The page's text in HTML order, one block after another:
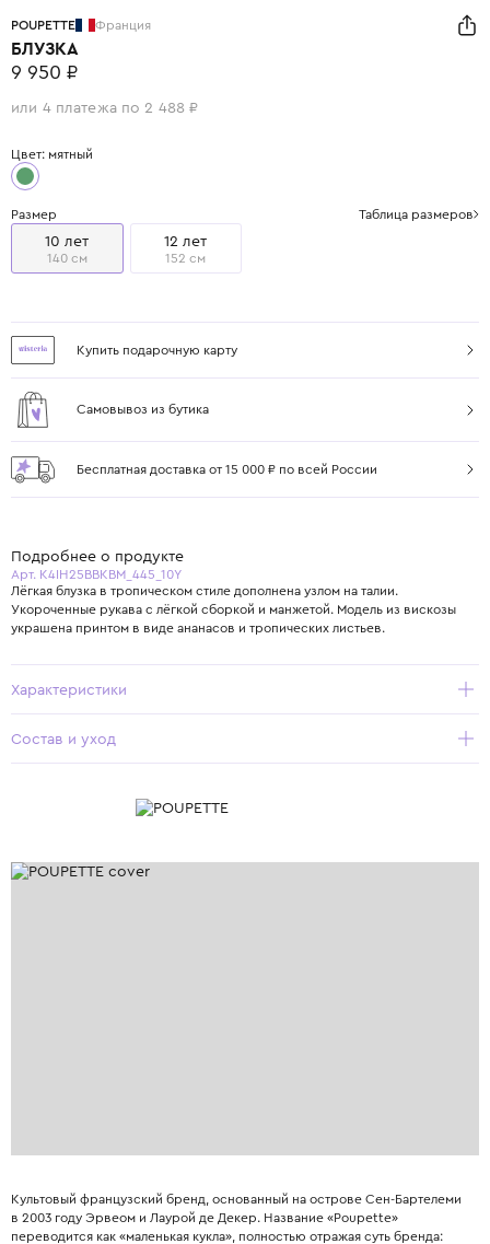
POUPETTE Франция
БЛУЗКА
9 950 ₽
или 4 платежа по 2 488 ₽
Цвет: мятный
Размер Таблица размеров
10 лет
140 см
12 лет
152 см
Купить подарочную карту
Самовывоз из бутика
Бесплатная доставка от 15 000 ₽ по всей России
Подробнее о продукте
Арт. K4IH25BBKBM_445_10Y
Лёгкая блузка в тропическом стиле дополнена узлом на талии.
Укороченные рукава с лёгкой сборкой и манжетой. Модель из вискозы
украшена принтом в виде ананасов и тропических листьев.
Характеристики
Состав и уход
Культовый французский бренд, основанный на острове Сен-Бартелеми
в 2003 году Эрвеом и Лаурой де Декер. Название «Poupette»
переводится как «маленькая кукла», полностью отражая суть бренда: